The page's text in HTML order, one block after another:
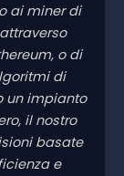
ai miner di
o di
di
un impianto
il nostro
basate
e